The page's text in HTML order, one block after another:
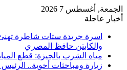
الجمعة, أغسطس 7 2026
أخبار عاجلة
اسرة جريدة ستات شاطرة
والكابتن حافظ المصري
مياه الشرب بالجيزة: قطع
زيارة ومباحثات أخوية..